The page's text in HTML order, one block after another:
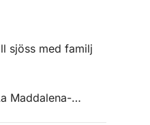
sjöss med familj
Maddalena-